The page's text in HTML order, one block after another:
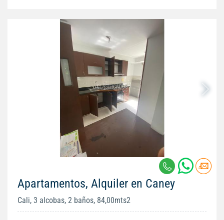
Apartamentos, Alquiler en Caney
Cali, 3 alcobas, 2 baños, 84,00mts2